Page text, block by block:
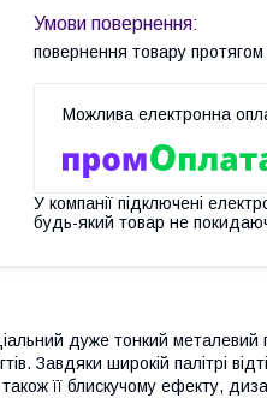
повернення товару протягом
У компанії підключені
будь-який товар не
дуже тонкий металевий
Завдяки широкій палітрі
також її блискучому ефекту,